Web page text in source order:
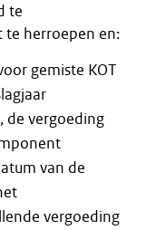
te
te herroepen en:
gemiste KOT
de vergoeding
van de
vergoeding